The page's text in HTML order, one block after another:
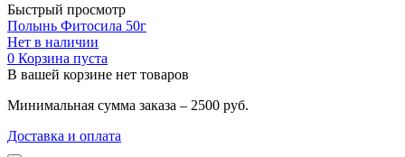
Быстрый просмотр
Полынь Фитосила 50г
Нет в наличии
0 Корзина пуста
В вашей корзине нет товаров
Минимальная сумма заказа – 2500 руб.
Доставка и оплата